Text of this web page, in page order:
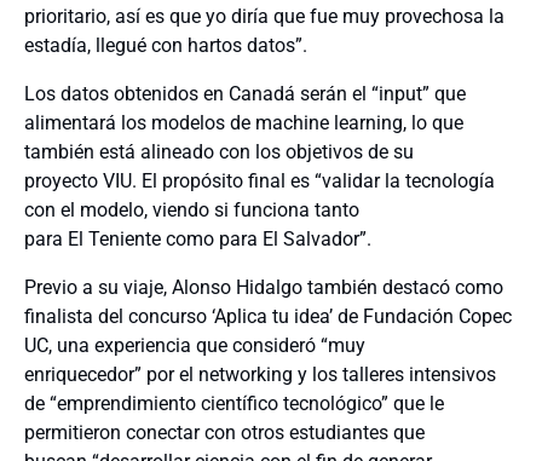
prioritario, así es que yo diría que fue muy provechosa la
estadía, llegué con hartos datos”.
Los datos obtenidos en Canadá serán el “input” que
alimentará los modelos de machine learning, lo que
también está alineado con los objetivos de su
proyecto VIU. El propósito final es “validar la tecnología
con el modelo, viendo si funciona tanto
para El Teniente como para El Salvador”.
Previo a su viaje, Alonso Hidalgo también destacó como
finalista del concurso ‘Aplica tu idea’ de Fundación Copec
UC, una experiencia que consideró “muy
enriquecedor” por el networking y los talleres intensivos
de “emprendimiento científico tecnológico” que le
permitieron conectar con otros estudiantes que